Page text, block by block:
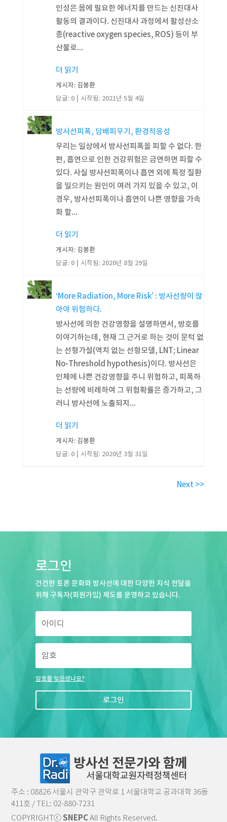
인성은 몸에 필요한 에너지를 만드는 신진대사
활동의 결과이다. 신진대사 과정에서 활성산소
종(reactive oxygen species, ROS) 등이 부
산물로...
더 읽기
게시자: 김봉환
답글: 0
시작됨: 2021년 5월 4일
방사선피폭, 담배피우기, 환경적응성
우리는 일상에서 방사선피폭을 피할 수 없다. 한
편, 흡연으로 인한 건강위험은 금연하면 피할 수
있다. 사실 방사선피폭이나 흡연 외에 특정 질환
을 일으키는 원인이 여러 가지 있을 수 있고, 이
경우, 방사선피폭이나 흡연이 나쁜 영향을 가속
화 할...
더 읽기
게시자: 김봉환
답글: 0
시작됨: 2020년 8월 29일
‘More Radiation, More Risk’ : 방사선량이 많
아야 위험하다.
방사선에 의한 건강영향을 설명하면서, 방호를
이야기하는데, 현재 그 근거로 하는 것이 문턱 없
는 선형가설(역치 없는 선형모델, LNT; Linear
No-Threshold hypothesis)이다. 방사선은
인체에 나쁜 건강영향을 주니 위험하고, 피폭하
는 선량에 비례하여 그 위험확률은 증가하고, 그
러니 방사선에 노출되지...
더 읽기
게시자: 김봉환
답글: 0
시작됨: 2020년 3월 31일
Next >>
로그인
건건한 토론 문화와 방사선에 대한 다양한 지식 전달을
위해 구독자(회원가입) 제도를 운영하고 있습니다.
암호를 잊으셨나요?
로그인
주소 : 08826 서울시 관악구 관악로 1 서울대학교 공과대학 36동
411호 / TEL: 02-880-7231
COPYRIGHTⓒSNEPCAll Rights Reserved.